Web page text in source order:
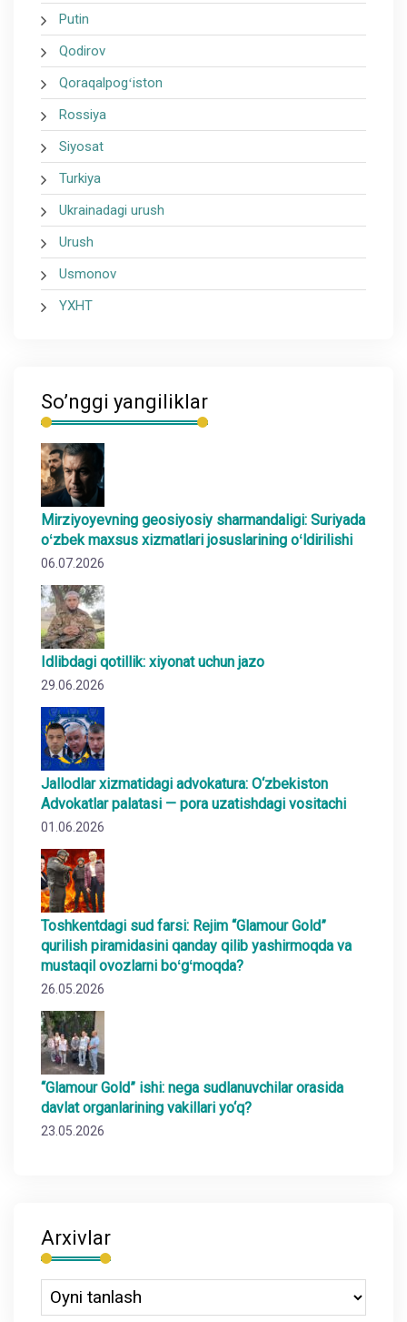
Putin
Qodirov
Qoraqalpogʻiston
Rossiya
Siyosat
Turkiya
Ukrainadagi urush
Urush
Usmonov
YXHT
So’nggi yangiliklar
Mirziyoyevning geosiyosiy sharmandaligi: Suriyada
oʻzbek maxsus xizmatlari josuslarining oʻldirilishi
06.07.2026
Idlibdagi qotillik: xiyonat uchun jazo
29.06.2026
Jallodlar xizmatidagi advokatura: O‘zbekiston
Advokatlar palatasi — pora uzatishdagi vositachi
01.06.2026
Toshkentdagi sud farsi: Rejim “Glamour Gold”
qurilish piramidasini qanday qilib yashirmoqda va
mustaqil ovozlarni boʻgʻmoqda?
26.05.2026
“Glamour Gold” ishi: nega sudlanuvchilar orasida
davlat organlarining vakillari yo‘q?
23.05.2026
Arxivlar